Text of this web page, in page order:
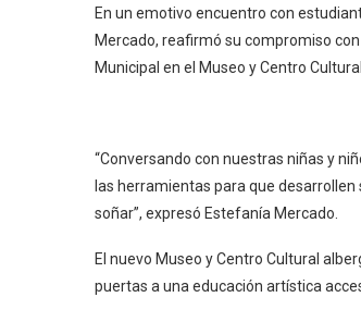
En un emotivo encuentro con
Mercado, reafirmó su compromiso
Municipal en el Museo y Centro
“Conversando con nuestras niñas y
las herramientas para que
soñar”, expresó Estefanía Mercado.
El nuevo Museo y Centro Cultural
puertas a una educación artística